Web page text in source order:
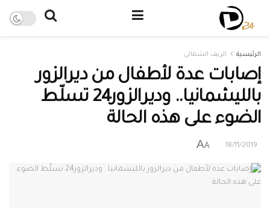
الرئيسية الريف الشمالي
إصابات عدة لأطفال من ديرالزور
بالليشمانيا.. وديرالزور24 تسلّط
الضوء على هذه الحالة
18/11/2019
A
A